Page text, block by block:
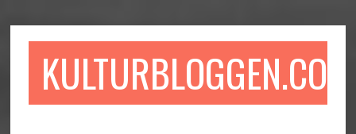
till
till
sidofältet
till
KULTURBLOGGEN.COM